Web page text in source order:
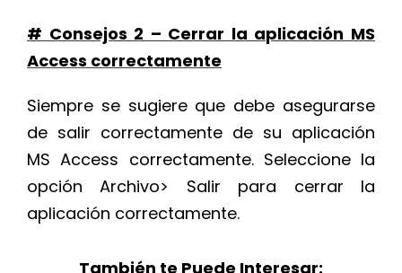
# Consejos 2 – Cerrar la aplicación MS
Access correctamente
Siempre se sugiere que debe asegurarse
de salir correctamente de su aplicación
MS Access correctamente. Seleccione la
opción Archivo> Salir para cerrar la
aplicación correctamente.
También te Puede Interesar: